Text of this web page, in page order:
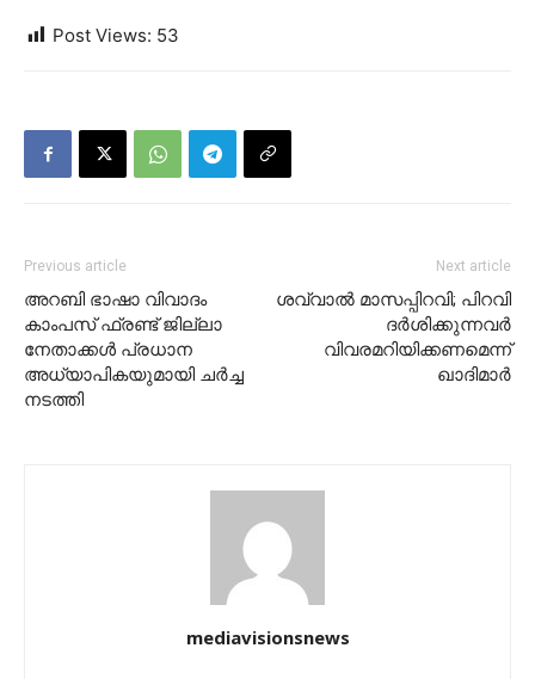
Post Views: 53
Previous article
അറബി ഭാഷാ വിവാദം
കാംപസ് ഫ്രണ്ട് ജില്ലാ
നേതാക്കൾ പ്രധാന
അധ്യാപികയുമായി ചർച്ച
നടത്തി
Next article
ശവ്വാല്‍ മാസപ്പിറവി; പിറവി
ദര്‍ശിക്കുന്നവര്‍
വിവരമറിയിക്കണമെന്ന്
ഖാദിമാര്‍
mediavisionsnews